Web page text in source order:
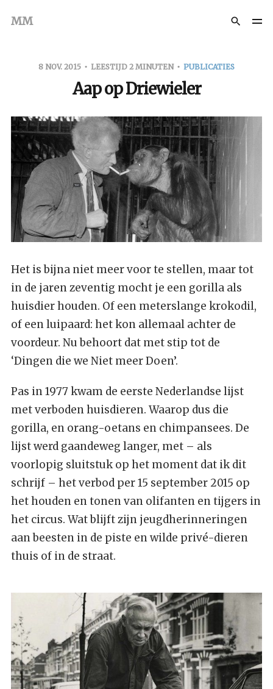
MM
8 NOV. 2015 LEESTIJD 2 MINUTEN PUBLICATIES
Aap op Driewieler
Het is bijna niet meer voor te stellen, maar tot
in de jaren zeventig mocht je een gorilla als
huisdier houden. Of een meterslange krokodil,
of een luipaard: het kon allemaal achter de
voordeur. Nu behoort dat met stip tot de
‘Dingen die we Niet meer Doen’.
Pas in 1977 kwam de eerste Nederlandse lijst
met verboden huisdieren. Waarop dus die
gorilla, en orang-oetans en chimpansees. De
lijst werd gaandeweg langer, met – als
voorlopig sluitstuk op het moment dat ik dit
schrijf – het verbod per 15 september 2015 op
het houden en tonen van olifanten en tijgers in
het circus. Wat blijft zijn jeugdherinneringen
aan beesten in de piste en wilde privé-dieren
thuis of in de straat.